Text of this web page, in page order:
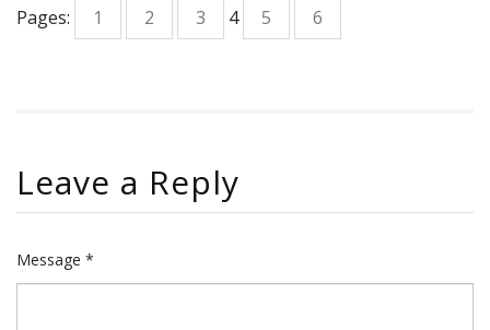
Pages: 1 2 3 4 5 6
Leave a Reply
Message *